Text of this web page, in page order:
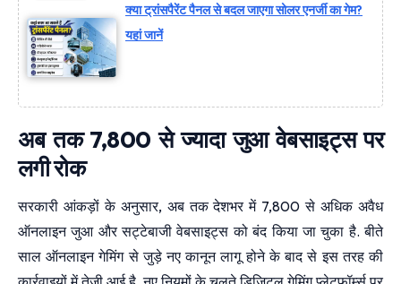
क्या ट्रांसपैरेंट पैनल से बदल जाएगा सोलर एनर्जी का गेम?
यहां जानें
अब तक 7,800 से ज्यादा जुआ वेबसाइट्स पर
लगी रोक
सरकारी आंकड़ों के अनुसार, अब तक देशभर में 7,800 से अधिक अवैध
ऑनलाइन जुआ और सट्टेबाजी वेबसाइट्स को बंद किया जा चुका है. बीते
साल ऑनलाइन गेमिंग से जुड़े नए कानून लागू होने के बाद से इस तरह की